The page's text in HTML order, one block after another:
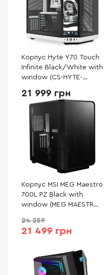
Корпус Hyte Y70 Touch
Infinite Black/White with
window (CS-HYTE-
21 999 грн
Корпус MSI MEG Maestro
700L PZ Black with
window (MEG MAESTRO
24 259
21 499 грн